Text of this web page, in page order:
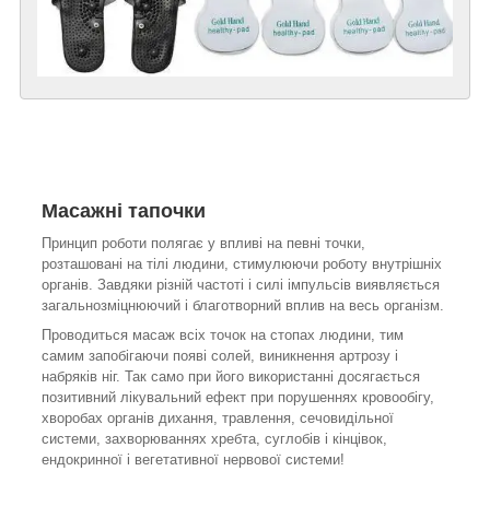
Масажні тапочки
Принцип роботи полягає у впливі на певні точки,
розташовані на тілі людини, стимулюючи роботу внутрішніх
органів. Завдяки різній частоті і силі імпульсів виявляється
загальнозміцнюючий і благотворний вплив на весь організм.
Проводиться масаж всіх точок на стопах людини, тим
самим запобігаючи появі солей, виникнення артрозу і
набряків ніг. Так само при його використанні досягається
позитивний лікувальний ефект при порушеннях кровообігу,
хворобах органів дихання, травлення, сечовидільної
системи, захворюваннях хребта, суглобів і кінцівок,
ендокринної і вегетативної нервової системи!